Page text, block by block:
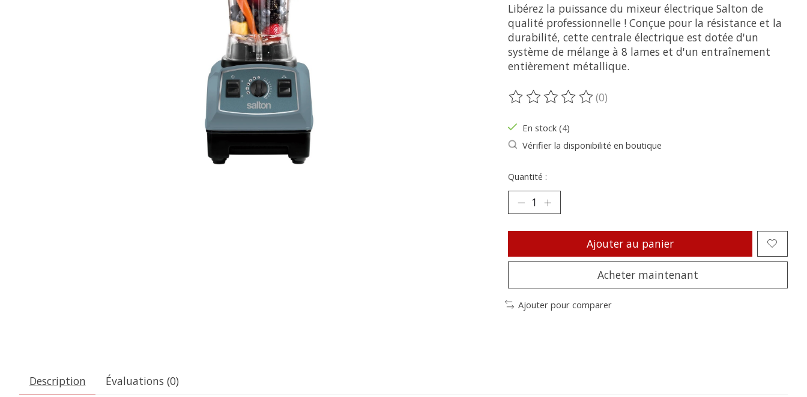
Libérez la puissance du mixeur électrique Salton de
qualité professionnelle ! Conçue pour la résistance et la
durabilité, cette centrale électrique est dotée d'un
système de mélange à 8 lames et d'un entraînement
entièrement métallique.
Ce produit est évalué à
(0)
En stock (4)
Vérifier la disponibilité en boutique
Quantité :
Ajouter au panier
Acheter maintenant
Ajouter pour comparer
Description Évaluations (0)